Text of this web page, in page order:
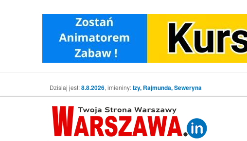
Dzisiaj jest:8.8.2026, imieniny:Izy, Rajmunda, Seweryna